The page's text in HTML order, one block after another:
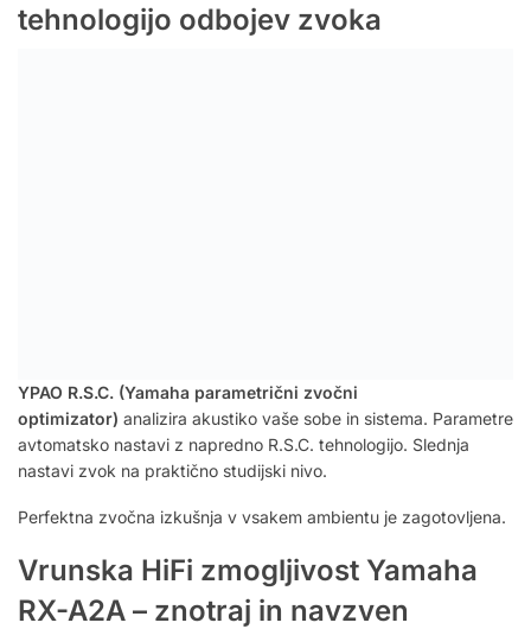
tehnologijo odbojev zvoka
YPAO R.S.C. (Yamaha parametrični zvočni
optimizator) analizira akustiko vaše sobe in sistema. Parametre
avtomatsko nastavi z napredno R.S.C. tehnologijo. Slednja
nastavi zvok na praktično studijski nivo.
Perfektna zvočna izkušnja v vsakem ambientu je zagotovljena.
Vrunska HiFi zmogljivost Yamaha
RX-A2A – znotraj in navzven